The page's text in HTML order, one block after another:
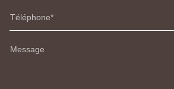
Téléphone
Message